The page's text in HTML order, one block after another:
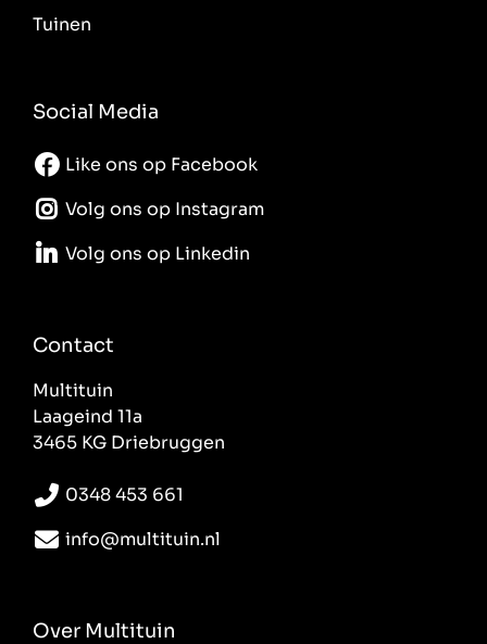
Tuinen
Social Media
Like ons op Facebook
Volg ons op Instagram
Volg ons op Linkedin
Contact
Multituin
Laageind 11a
3465 KG Driebruggen
0348 453 661
info@multituin.nl
Over Multituin